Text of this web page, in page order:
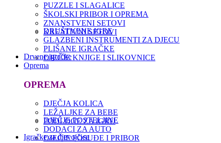
PUZZLE I SLAGALICE
ŠKOLSKI PRIBOR I OPREMA
ZNANSTVENI SETOVI
KREATIVNI SETOVI
DRUŠTVENE IGRE
GLAZBENI INSTRUMENTI ZA DJECU
PLIŠANE IGRAČKE
DJEČJE KNJIGE I SLIKOVNICE
Drvene igračke
Oprema
OPREMA
DJEČJA KOLICA
LEŽALJKE ZA BEBE
PODLOGE ZA IGRU
DJEČJE POSTELJINE
DODACI ZA AUTO
DJEČJE POSUĐE I PRIBOR
Igračke za djevojčice